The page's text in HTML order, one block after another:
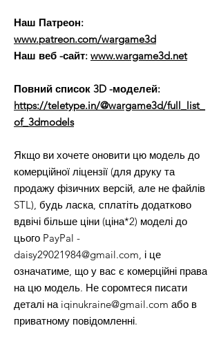
Наш Патреон:
www.patreon.com/wargame3d
Наш веб -сайт: www.wargame3d.net
Повний список 3D -моделей:
https://teletype.in/@wargame3d/full_list_
of_3dmodels
Якщо ви хочете оновити цю модель до
комерційної ліцензії (для друку та
продажу фізичних версій, але не файлів
STL), будь ласка, сплатіть додатково
вдвічі більше ціни (ціна*2) моделі до
цього PayPal -
daisy29021984@gmail.com, і це
означатиме, що у вас є комерційні права
на цю модель. Не соромтеся писати
деталі на iqinukraine@gmail.com або в
приватному повідомленні.